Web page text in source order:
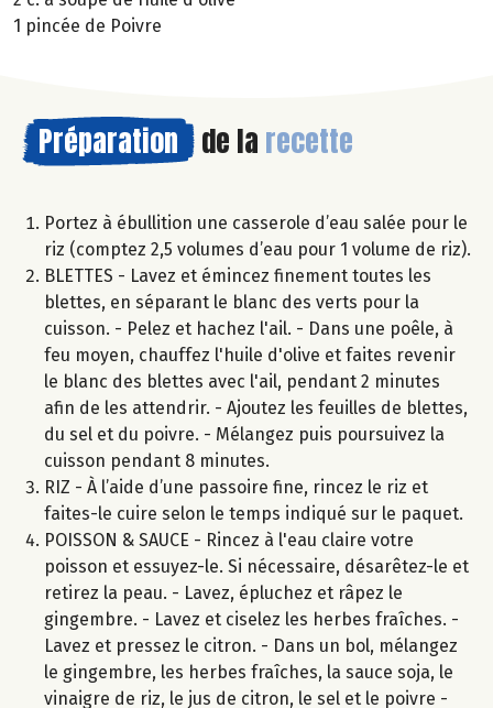
1 pincée de Poivre
Préparation de la recette
Portez à ébullition une casserole d’eau salée pour le
riz (comptez 2,5 volumes d’eau pour 1 volume de riz).
BLETTES - Lavez et émincez finement toutes les
blettes, en séparant le blanc des verts pour la
cuisson. - Pelez et hachez l'ail. - Dans une poêle, à
feu moyen, chauffez l'huile d'olive et faites revenir
le blanc des blettes avec l'ail, pendant 2 minutes
afin de les attendrir. - Ajoutez les feuilles de blettes,
du sel et du poivre. - Mélangez puis poursuivez la
cuisson pendant 8 minutes.
RIZ - À l’aide d’une passoire fine, rincez le riz et
faites-le cuire selon le temps indiqué sur le paquet.
POISSON & SAUCE - Rincez à l'eau claire votre
poisson et essuyez-le. Si nécessaire, désarêtez-le et
retirez la peau. - Lavez, épluchez et râpez le
gingembre. - Lavez et ciselez les herbes fraîches. -
Lavez et pressez le citron. - Dans un bol, mélangez
le gingembre, les herbes fraîches, la sauce soja, le
vinaigre de riz, le jus de citron, le sel et le poivre -